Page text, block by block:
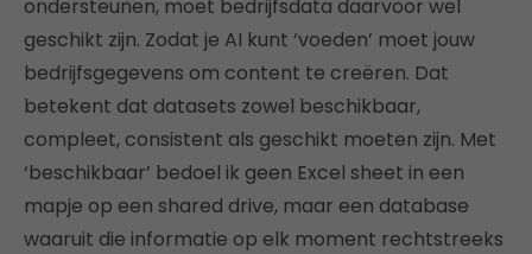
ondersteunen, moet bedrijfsdata daarvoor wel
geschikt zijn. Zodat je AI kunt ‘voeden’ moet jouw
bedrijfsgegevens om content te creëren. Dat
betekent dat datasets zowel beschikbaar,
compleet, consistent als geschikt moeten zijn. Met
‘beschikbaar’ bedoel ik geen Excel sheet in een
mapje op een shared drive, maar een database
waaruit die informatie op elk moment rechtstreeks